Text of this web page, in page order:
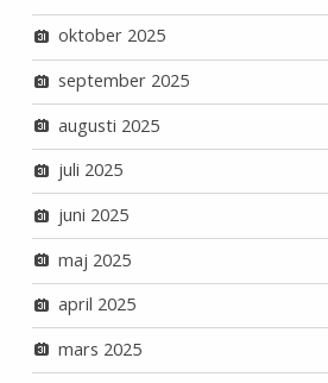
oktober 2025
september 2025
augusti 2025
juli 2025
juni 2025
maj 2025
april 2025
mars 2025